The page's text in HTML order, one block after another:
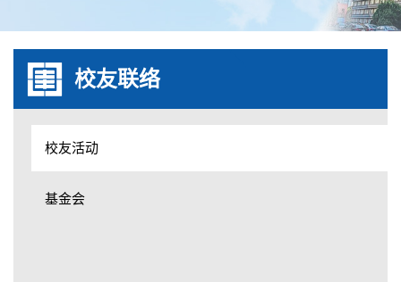
校友联络
校友活动
基金会